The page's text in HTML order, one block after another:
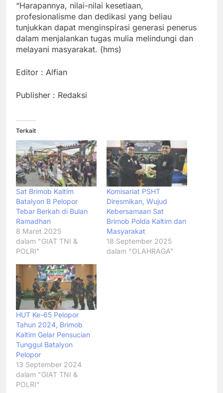
“Harapannya, nilai-nilai kesetiaan,
profesionalisme dan dedikasi yang beliau
tunjukkan dapat menginspirasi generasi penerus
dalam menjalankan tugas mulia melindungi dan
melayani masyarakat. (hms)
Editor : Alfian
Publisher : Redaksi
Terkait
Sat Brimob Kaltim
Batalyon B Pelopor
Tebar Berkah di Bulan
Ramadhan
8 Maret 2025
dalam "GIAT TNI &
POLRI"
Komisariat PSHT
Diresmikan, Wujud
Kebersamaan Sat
Brimob Polda Kaltim dan
Masyarakat
18 September 2025
dalam "OLAHRAGA"
HUT Ke-65 Pelopor
Tahun 2024, Brimob
Kaltim Gelar Pensucian
Tunggul Batalyon
Pelopor
13 September 2024
dalam "GIAT TNI &
POLRI"